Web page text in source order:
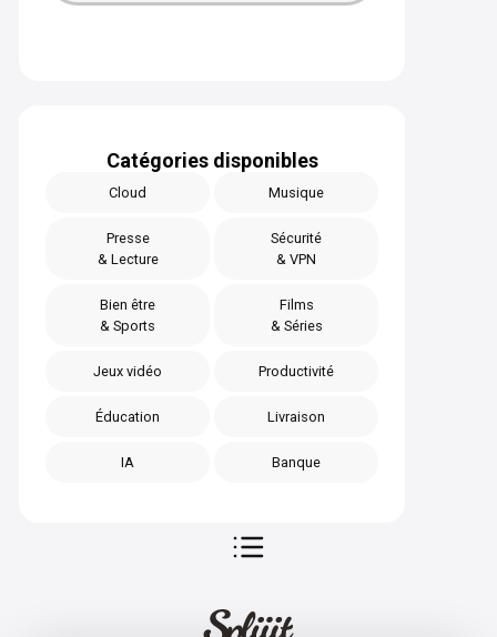
Catégories disponibles
Cloud Musique
Presse
& Lecture
Sécurité
& VPN
Bien être
& Sports
Films
& Séries
Jeux vidéo Productivité
Éducation Livraison
IA Banque